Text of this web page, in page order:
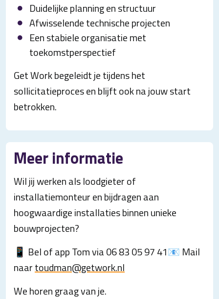
Duidelijke planning en structuur
Afwisselende technische projecten
Een stabiele organisatie met
toekomstperspectief
Get Work begeleidt je tijdens het
sollicitatieproces en blijft ook na jouw start
betrokken.
Meer informatie
Wil jij werken als loodgieter of
installatiemonteur en bijdragen aan
hoogwaardige installaties binnen unieke
bouwprojecten?
📱 Bel of app Tom via 06 83 05 97 41📧 Mail
naartoudman@getwork.nl
We horen graag van je.